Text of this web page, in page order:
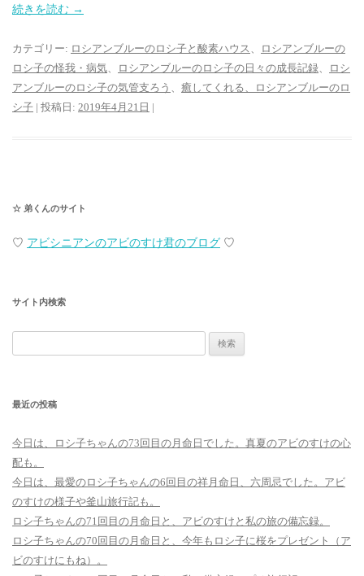
続きを読む →
カテゴリー: ロシアンブルーのロシ子と酸素ハウス 、
ロシアンブルーの
ロシ子の怪我・病気、 ロシアンブルーのロシ子の日々の成長記録、
ロシ
アンブルーのロシ子の気管支ろう 、 癒してくれる、ロシアンブルーのロ
シ子 | 投稿日: 2019年4月21日 |
☆ 弟くんのサイト
♡ アビシニアンのアビのすけ君のブログ ♡
サイト内検索
索:
最近の投稿
今日は、ロシ子ちゃんの73回目の月命日でした。真夏のアビのすけの心
配も。
今日は、最愛のロシ子ちゃんの6回目の祥月命日、六周忌でした。アビ
のすけの様子や釜山旅行記も。
ロシ子ちゃんの71回目の月命日と、アビのすけと私の旅の備忘録。
ロシ子ちゃんの70回目の月命日と、今年もロシ子に桜をプレゼント（ア
ビのすけにもね）。